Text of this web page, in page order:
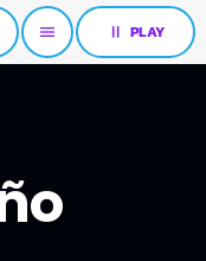
menu pause PLAY